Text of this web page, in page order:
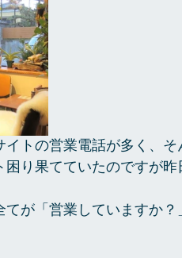
イトの営業電話が多く、
り果てていたのですが昨
が「営業していますか